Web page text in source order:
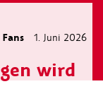
Fans 1. Juni 2026
wird